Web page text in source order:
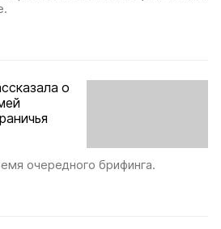
о
очередного брифинга.